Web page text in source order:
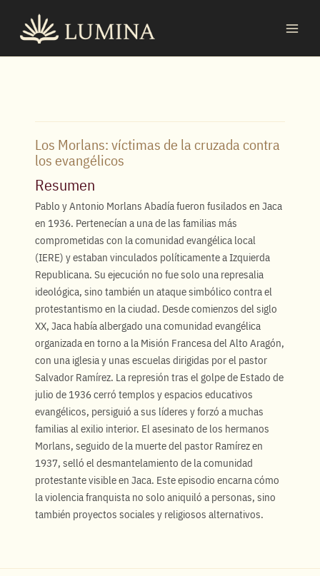
contenido
Los Morlans: víctimas de la cruzada contra
los evangélicos
Resumen
Pablo y Antonio Morlans Abadía fueron fusilados en Jaca
en 1936. Pertenecían a una de las familias más
comprometidas con la comunidad evangélica local
(IERE) y estaban vinculados políticamente a Izquierda
Republicana. Su ejecución no fue solo una represalia
ideológica, sino también un ataque simbólico contra el
protestantismo en la ciudad. Desde comienzos del siglo
XX, Jaca había albergado una comunidad evangélica
organizada en torno a la Misión Francesa del Alto Aragón,
con una iglesia y unas escuelas dirigidas por el pastor
Salvador Ramírez. La represión tras el golpe de Estado de
julio de 1936 cerró templos y espacios educativos
evangélicos, persiguió a sus líderes y forzó a muchas
familias al exilio interior. El asesinato de los hermanos
Morlans, seguido de la muerte del pastor Ramírez en
1937, selló el desmantelamiento de la comunidad
protestante visible en Jaca. Este episodio encarna cómo
la violencia franquista no solo aniquiló a personas, sino
también proyectos sociales y religiosos alternativos.